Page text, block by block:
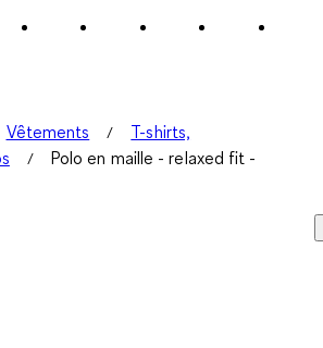
Vêtements
T-shirts,
Polo en maille - relaxed fit -